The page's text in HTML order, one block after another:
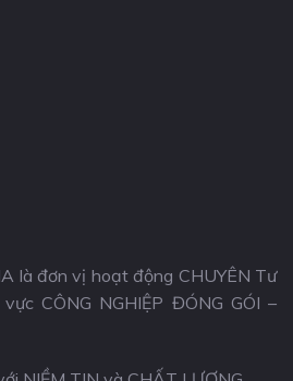
là đơn vị hoạt động CHUYÊN Tư
CÔNG NGHIỆP ĐÓNG GÓI –